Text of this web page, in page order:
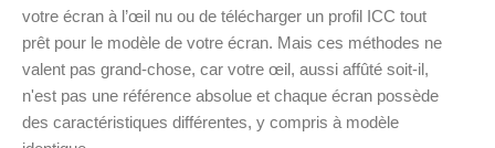
votre écran à l’œil nu ou de télécharger un profil ICC tout
prêt pour le modèle de votre écran. Mais ces méthodes ne
valent pas grand-chose, car votre œil, aussi affûté soit-il,
n'est pas une référence absolue et chaque écran possède
des caractéristiques différentes, y compris à modèle